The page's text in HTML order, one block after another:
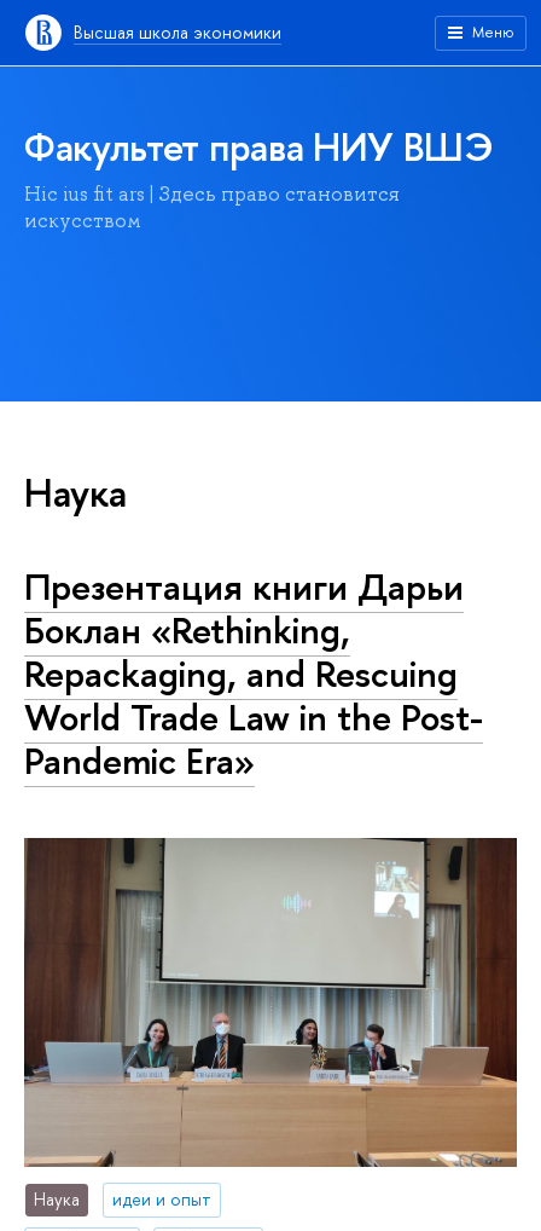
Высшая школа экономики Меню
Факультет права НИУ ВШЭ
Hic ius fit ars | Здесь право становится
искусством
Наука
Презентация книги Дарьи
Боклан «Rethinking,
Repackaging, and Rescuing
World Trade Law in the Post-
Pandemic Era»
Наука
идеи и опыт